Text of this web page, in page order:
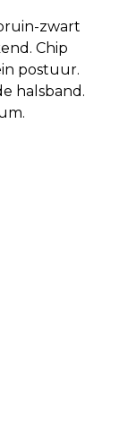
zwart
Chip
postuur.
halsband.